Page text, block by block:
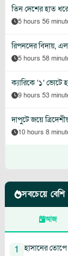
তিন দেশের হাত
5 hours 56
রিপনদের বিদায়,
5 hours 58
ক্যারিকে ‘১’ ভোটে
9 hours 53
দাপুটে জয়ে
10 hours 8
সবচেয়ে
আজ
1 হাসানের তোপে